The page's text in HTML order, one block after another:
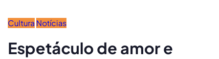
Cultura Notícias
Espetáculo de amor e